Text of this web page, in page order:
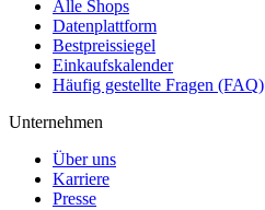
Alle Shops
Datenplattform
Bestpreissiegel
Einkaufskalender
Häufig gestellte Fragen (FAQ)
Unternehmen
Über uns
Karriere
Presse